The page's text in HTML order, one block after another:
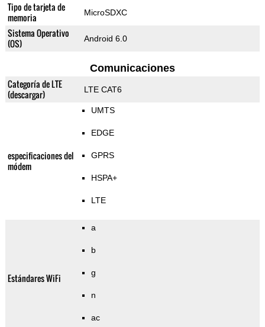
Tipo de tarjeta de
memoria
MicroSDXC
Sistema Operativo
(OS)
Android 6.0
Comunicaciones
Categoría de LTE
(descargar)
LTE CAT6
especificaciones del
módem
UMTS
EDGE
GPRS
HSPA+
LTE
Estándares WiFi
a
b
g
n
ac